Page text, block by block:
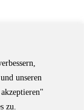
unseren
zu.
Autorinnen und
für